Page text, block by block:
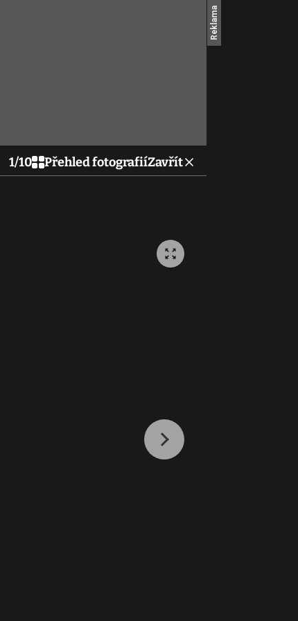
1/10 Přehled fotografiíZavřít